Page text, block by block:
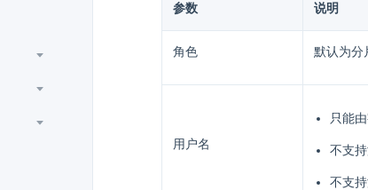
参数 说明
角色 默认为分
用户名
只能
不支持
不支持